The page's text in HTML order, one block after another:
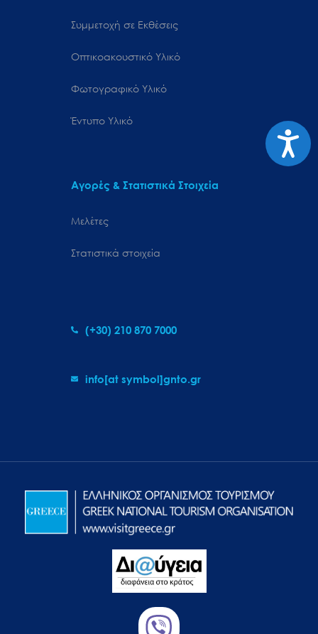
Συμμετοχή σε Εκθέσεις
Οπτικοακουστικό Υλικό
Φωτογραφικό Υλικό
Έντυπο Υλικό
Αγορές & Στατιστικά Στοιχεία
Μελέτες
Στατιστικά στοιχεία
(+30) 210 870 7000
info[at symbol]gnto.gr